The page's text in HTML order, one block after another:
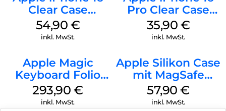
Clear Case
MagSafe
Transparent
54,90 €
inkl. MwSt.
Pro Clear Case
MagSafe
Transparent
35,90 €
inkl. MwSt.
Apple Magic
Keyboard Folio
iPad 10.9″ (10.Gen.)
Weiß
293,90€
inkl. MwSt.
Apple Silikon Case
mit MagSafe
iPhone 14 Pro
(PRODUCT)RED
57,90€
inkl. MwSt.